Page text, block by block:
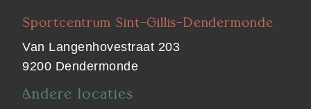
Sportcentrum Sint-Gillis-Dendermonde
Van Langenhovestraat 203
9200 Dendermonde
Andere locaties